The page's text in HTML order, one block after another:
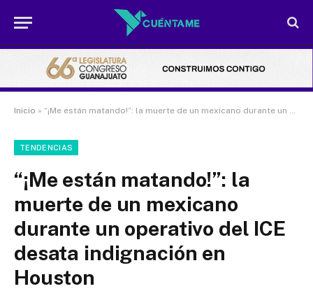
Inicio » “¡Me están matando!”: la muerte de un mexicano durante un operativo del ICE desata indignación en Houston
TENDENCIAS
“¡Me están matando!”: la
muerte de un mexicano
durante un operativo del ICE
desata indignación en
Houston